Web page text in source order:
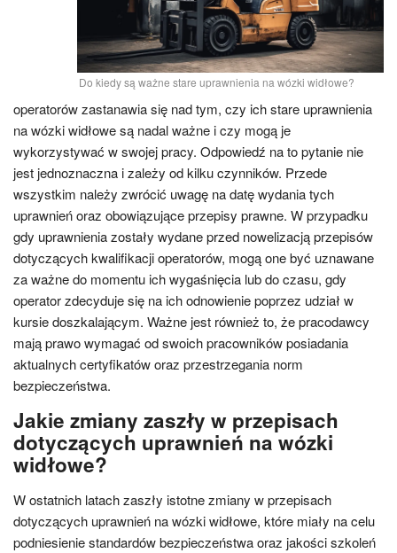
Do kiedy są ważne stare uprawnienia na wózki widłowe?
operatorów zastanawia się nad tym, czy ich stare uprawnienia
na wózki widłowe są nadal ważne i czy mogą je
wykorzystywać w swojej pracy. Odpowiedź na to pytanie nie
jest jednoznaczna i zależy od kilku czynników. Przede
wszystkim należy zwrócić uwagę na datę wydania tych
uprawnień oraz obowiązujące przepisy prawne. W przypadku
gdy uprawnienia zostały wydane przed nowelizacją przepisów
dotyczących kwalifikacji operatorów, mogą one być uznawane
za ważne do momentu ich wygaśnięcia lub do czasu, gdy
operator zdecyduje się na ich odnowienie poprzez udział w
kursie doszkalającym. Ważne jest również to, że pracodawcy
mają prawo wymagać od swoich pracowników posiadania
aktualnych certyfikatów oraz przestrzegania norm
bezpieczeństwa.
Jakie zmiany zaszły w przepisach
dotyczących uprawnień na wózki
widłowe?
W ostatnich latach zaszły istotne zmiany w przepisach
dotyczących uprawnień na wózki widłowe, które miały na celu
podniesienie standardów bezpieczeństwa oraz jakości szkoleń